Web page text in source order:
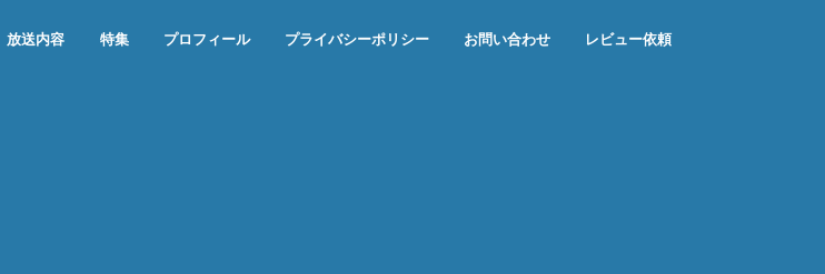
放送内容 特集 プロフィール プライバシーポリシー お問い合わせ レビュー依頼